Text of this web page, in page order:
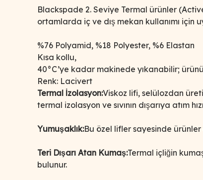
Blackspade 2. Seviye Termal ürünler
ortamlarda iç ve dış mekan kullanımı için
%76 Polyamid, %18 Polyester, %6 Elastan
Kısa kollu,
40°C’ye kadar makinede yıkanabilir;
Renk: Lacivert
Termal İzolasyon:Viskoz lifi, selülozdan
termal izolasyon ve sıvının dışarıya atım
Yumuşaklık:Bu özel lifler sayesinde ürünler
Teri Dışarı Atan Kumaş:Termal içliğin
bulunur.